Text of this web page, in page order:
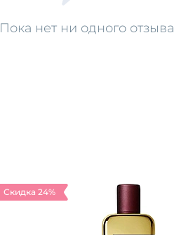
Пока нет ни одного отзыва
Скидка 24%